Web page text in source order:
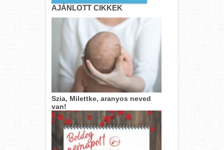
AJÁNLOTT CIKKEK
Szia, Milettke, aranyos neved
van!